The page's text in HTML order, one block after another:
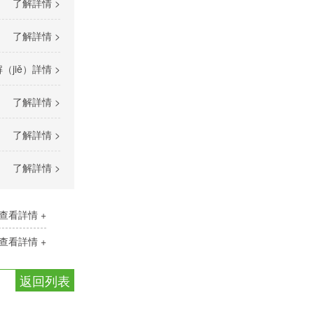
了解詳情 >
了解詳情 >
（jiě）詳情 >
了解詳情 >
了解詳情 >
了解詳情 >
看詳情 +
看詳情 +
返回列表